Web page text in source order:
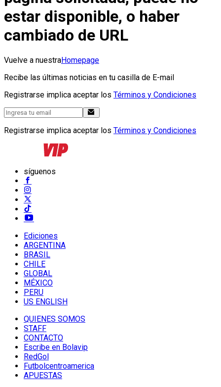
estar disponible, o haber
cambiado de URL
Vuelve a nuestraHomepage
Recibe las últimas noticias en tu casilla de E-mail
Registrarse implica aceptar los Términos y Condiciones
Registrarse implica aceptar los Términos y Condiciones
síguenos
Ediciones
ARGENTINA
BRASIL
CHILE
GLOBAL
MÉXICO
PERU
US ENGLISH
QUIENES SOMOS
STAFF
CONTACTO
Escribe en Bolavip
RedGol
Futbolcentroamerica
APUESTAS